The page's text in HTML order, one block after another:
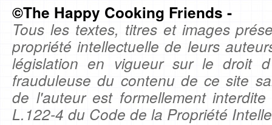
©The Happy Cooking Friends -
Tous les textes, titres et images
propriété intellectuelle de leurs
législation en vigueur sur le droit
frauduleuse du contenu de ce site
de l'auteur est formellement
L.122-4 du Code de la Propriété